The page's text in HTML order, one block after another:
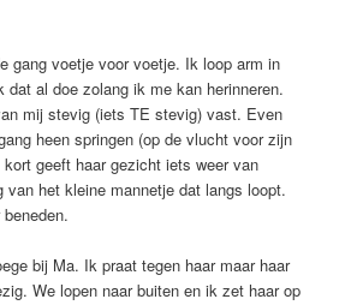
gang voetje voor voetje. Ik loop arm in
dat al doe zolang ik me kan herinneren.
mij stevig (iets TE stevig) vast. Even
heen springen (op de vlucht voor zijn
kort geeft haar gezicht iets weer van
van het kleine mannetje dat langs loopt.
bij Ma. Ik praat tegen haar maar haar
We lopen naar buiten en ik zet haar op